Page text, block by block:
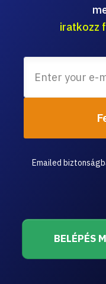
iratkozz
Emailed
BELÉPÉS